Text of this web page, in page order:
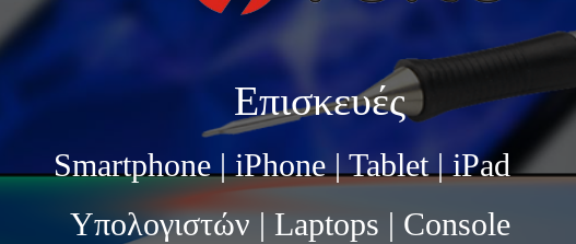
Smartphone | iPhone | Tablet | iPad
Yπολογιστών | Laptops | Console
Επισκευές